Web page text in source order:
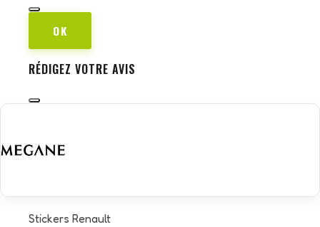
OK
RÉDIGEZ VOTRE AVIS
Stickers Renault